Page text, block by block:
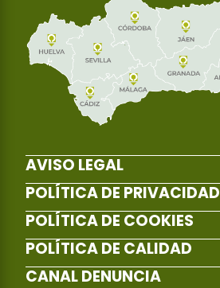
AVISO LEGAL
POLÍTICA DE PRIVACIDAD
POLÍTICA DE COOKIES
POLÍTICA DE CALIDAD
CANAL DENUNCIA